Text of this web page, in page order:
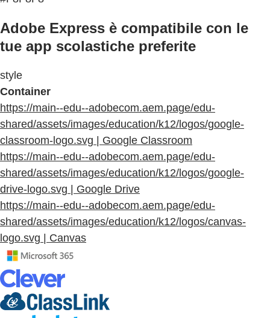
Adobe Express è compatibile con le
tue app scolastiche preferite
style
Container
https://main--edu--adobecom.aem.page/edu-
shared/assets/images/education/k12/logos/google-
classroom-logo.svg | Google Classroom
https://main--edu--adobecom.aem.page/edu-
shared/assets/images/education/k12/logos/google-
drive-logo.svg | Google Drive
https://main--edu--adobecom.aem.page/edu-
shared/assets/images/education/k12/logos/canvas-
logo.svg | Canvas